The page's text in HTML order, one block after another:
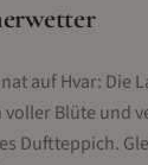
auf Hvar: Die
Blüte und
Duftteppich.